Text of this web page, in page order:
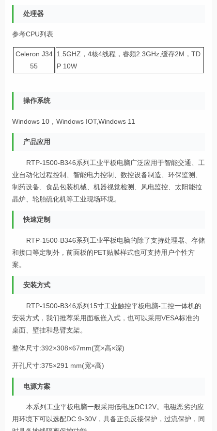
处理器
参考CPU列表
Celeron J34
55
1.5GHZ，4核4线程，睿频2.3GHz,缓存2M，TD
P 10W
操作系统
Windows 10，Windows IOT,Windows 11
产品应用
RTP-1500-B346系列工业平板电脑广泛应用于智能交通、工
业自动化过程控制、智能电力控制、数控设备制造、环保监测、
制药设备、食品包装机械、机器视觉检测、风电监控、太阳能拉
晶炉、轮胎硫化机等工业现场环境。
快速定制
RTP-1500-B346系列工业平板电脑的除了支持处理器、存储
和接口等定制外，前面板的PET贴膜样式也可支持用户个性方
案。
安装方式
RTP-1500-B346系列15寸工业触控平板电脑-工控一体机的
安装方式，我们推荐采用面板嵌入式，也可以采用VESA标准的
桌面、壁挂和悬臂支架。
整体尺寸:392×308×67mm(宽×高×深)
开孔尺寸:375×291 mm(宽×高)
电源方案
本系列工业平板电脑一般采用低电压DC12V。电磁恶劣的应
用环境下可以选配DC 9-30V，具备正负反接保护，过流保护，同